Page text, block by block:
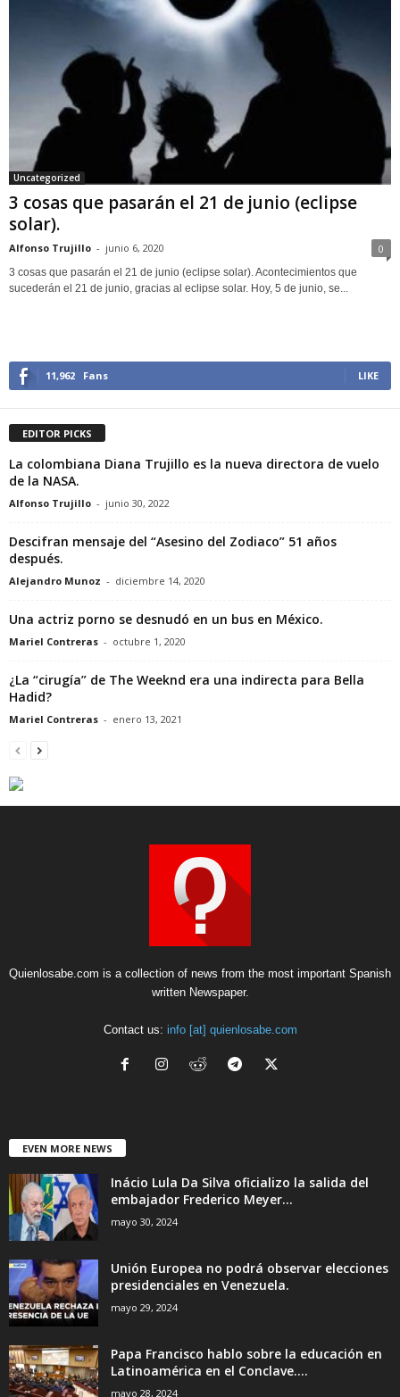
Uncategorized
3 cosas que pasarán el 21 de junio (eclipse
solar).
Alfonso Trujillo - junio 6, 2020 0
3 cosas que pasarán el 21 de junio (eclipse solar). Acontecimientos que
sucederán el 21 de junio, gracias al eclipse solar. Hoy, 5 de junio, se...
11,962 Fans LIKE
EDITOR PICKS
La colombiana Diana Trujillo es la nueva directora de vuelo
de la NASA.
Alfonso Trujillo - junio 30, 2022
Descifran mensaje del “Asesino del Zodiaco” 51 años
después.
Alejandro Munoz - diciembre 14, 2020
Una actriz porno se desnudó en un bus en México.
Mariel Contreras - octubre 1, 2020
¿La “cirugía” de The Weeknd era una indirecta para Bella
Hadid?
Mariel Contreras - enero 13, 2021
Quienlosabe.com is a collection of news from the most important Spanish
written Newspaper.
Contact us: info [at] quienlosabe.com
EVEN MORE NEWS
Inácio Lula Da Silva oficializo la salida del
embajador Frederico Meyer...
mayo 30, 2024
Unión Europea no podrá observar elecciones
presidenciales en Venezuela.
mayo 29, 2024
Papa Francisco hablo sobre la educación en
Latinoamérica en el Conclave....
mayo 28, 2024